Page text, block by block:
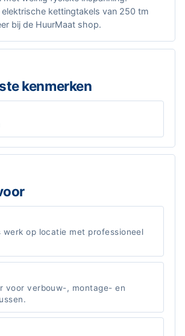
kettingtakels van 250 tm
bij de HuurMaat shop.
kenmerken
werk op locatie met professioneel
voor verbouw-, montage- en